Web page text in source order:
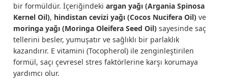
bir formüldür. İçeriğindeki argan yağı (Argania Spinosa
Kernel Oil), hindistan cevizi yağı (Cocos Nucifera Oil) ve
moringa yağı (Moringa Oleifera Seed Oil) sayesinde saç
tellerini besler, yumuşatır ve sağlıklı bir parlaklık
kazandırır. E vitamini (Tocopherol) ile zenginleştirilen
formül, saçı çevresel stres faktörlerine karşı korumaya
yardımcı olur.